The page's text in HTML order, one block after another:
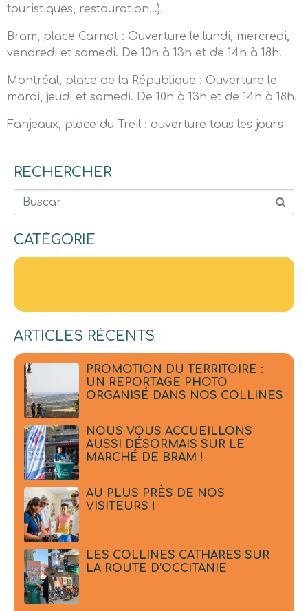
touristiques, restauration…).
Bram, place Carnot : Ouverture le lundi, mercredi,
vendredi et samedi. De 10h à 13h et de 14h à 18h.
Montréal, place de la République : Ouverture le
mardi, jeudi et samedi. De 10h à 13h et de 14h à 18h.
Fanjeaux, place du Treil : ouverture tous les jours
RECHERCHER
Buscar
CATÉGORIE
ARTICLES RÉCENTS
PROMOTION DU TERRITOIRE :
UN REPORTAGE PHOTO
ORGANISÉ DANS NOS COLLINES
NOUS VOUS ACCUEILLONS
AUSSI DÉSORMAIS SUR LE
MARCHÉ DE BRAM !
AU PLUS PRÈS DE NOS
VISITEURS !
LES COLLINES CATHARES SUR
LA ROUTE D’OCCITANIE